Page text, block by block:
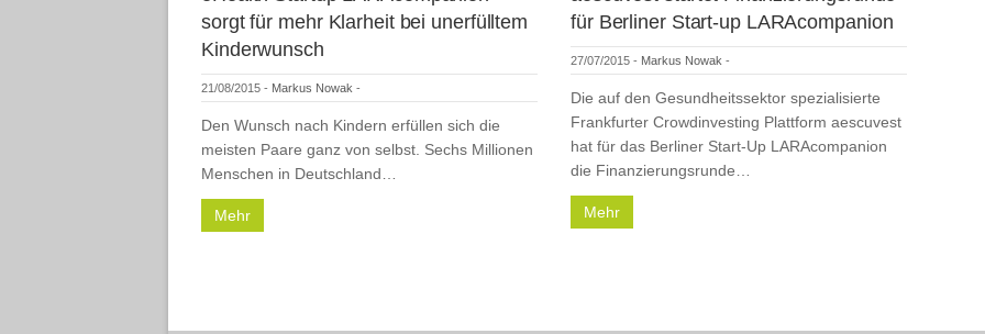
sorgt für mehr Klarheit bei unerfülltem
Kinderwunsch
21/08/2015 - Markus Nowak -
Den Wunsch nach Kindern erfüllen sich die
meisten Paare ganz von selbst. Sechs Millionen
Menschen in Deutschland…
Mehr
für Berliner Start-up LARAcompanion
27/07/2015 - Markus Nowak -
Die auf den Gesundheitssektor spezialisierte
Frankfurter Crowdinvesting Plattform aescuvest
hat für das Berliner Start-Up LARAcompanion
die Finanzierungsrunde…
Mehr